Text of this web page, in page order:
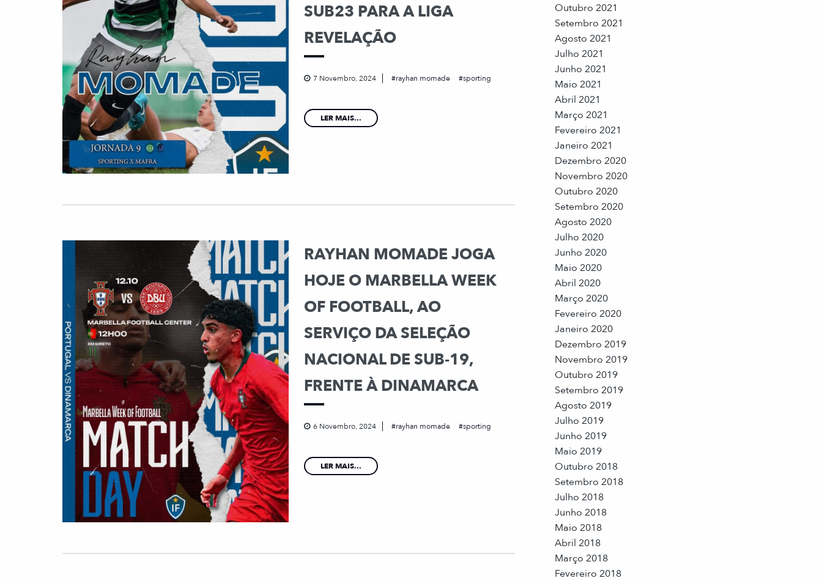
SUB23 PARA A LIGA
REVELAÇÃO
7 Novembro, 2024 rayhan momade sporting
LER MAIS...
RAYHAN MOMADE JOGA
HOJE O MARBELLA WEEK
OF FOOTBALL, AO
SERVIÇO DA SELEÇÃO
NACIONAL DE SUB-19,
FRENTE À DINAMARCA
6 Novembro, 2024 rayhan momade sporting
LER MAIS...
Outubro 2021
Setembro 2021
Agosto 2021
Julho 2021
Junho 2021
Maio 2021
Abril 2021
Março 2021
Fevereiro 2021
Janeiro 2021
Dezembro 2020
Novembro 2020
Outubro 2020
Setembro 2020
Agosto 2020
Julho 2020
Junho 2020
Maio 2020
Abril 2020
Março 2020
Fevereiro 2020
Janeiro 2020
Dezembro 2019
Novembro 2019
Outubro 2019
Setembro 2019
Agosto 2019
Julho 2019
Junho 2019
Maio 2019
Outubro 2018
Setembro 2018
Julho 2018
Junho 2018
Maio 2018
Abril 2018
Março 2018
Fevereiro 2018